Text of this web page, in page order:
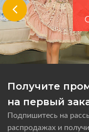
Получите
на первый
Подпишитесь на
распродажах и